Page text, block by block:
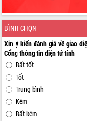
BÌNH CHỌN
Xin ý kiến đánh giá về giao
Cổng thông tin điện tử tỉnh
Rất tốt
Tốt
Trung bình
Kém
Rất kém